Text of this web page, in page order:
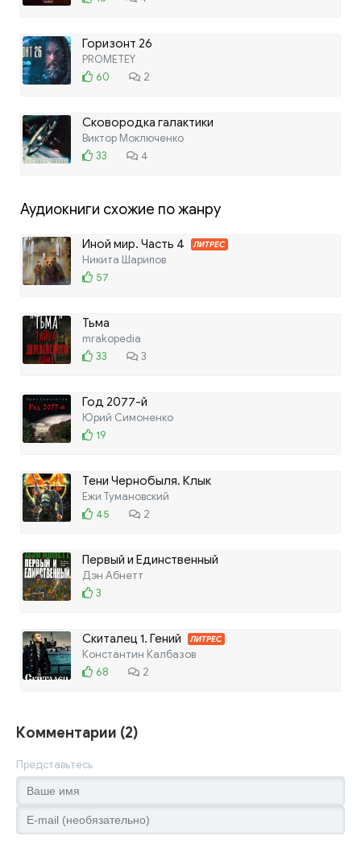
Горизонт 26
PROMETEY
60
2
Сковородка галактики
Виктор Моключенко
33
4
Аудиокниги схожие по жанру
Иной мир. Часть 4 ЛИТРЕС
Никита Шарипов
57
Тьма
mrakopedia
33
3
Год 2077-й
Юрий Симоненко
19
Тени Чернобыля. Клык
Ежи Тумановский
45
2
Первый и Единственный
Дэн Абнетт
3
Скиталец 1. Гений ЛИТРЕС
Константин Калбазов
68
2
Комментарии (2)
Представьтесь